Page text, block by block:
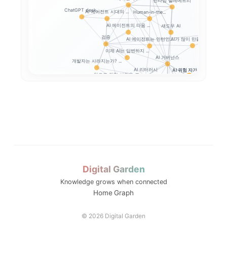
AI 거버넌스
AI 리터러시 AI 위험 자가진단
Human-in-the...
섀도우 AI
개발자는 사라지는가? ...
AI 에이전트 시대의 ...
검증
ChatGPT desk...
앞으로 강한 사람은 코...
AI가 많이 만들수록,...
AI 에이전트의 다음 ...
이제 AI는 답변하지 ...
AI 에이전트는 인턴인...
Digital Garden
Knowledge grows when connected
HomeGraph
© 2026 Digital Garden